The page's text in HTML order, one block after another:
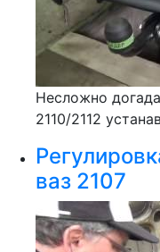
Несложно
2110/2112
ваз 2107